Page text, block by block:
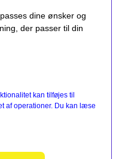
dine ønsker og
der passer til din
kan tilføjes til
af operationer. Du kan læse